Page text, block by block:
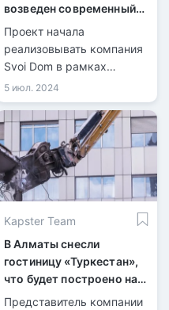
возведен современный
дом школьников
Проект начала
реализовывать компания
Svoi Dom в рамках
социальной
ответственности.
5 июл. 2024
Kapster Team
В Алматы снесли
гостиницу «Туркестан»,
что будет построено на
ее месте?
Представитель компании